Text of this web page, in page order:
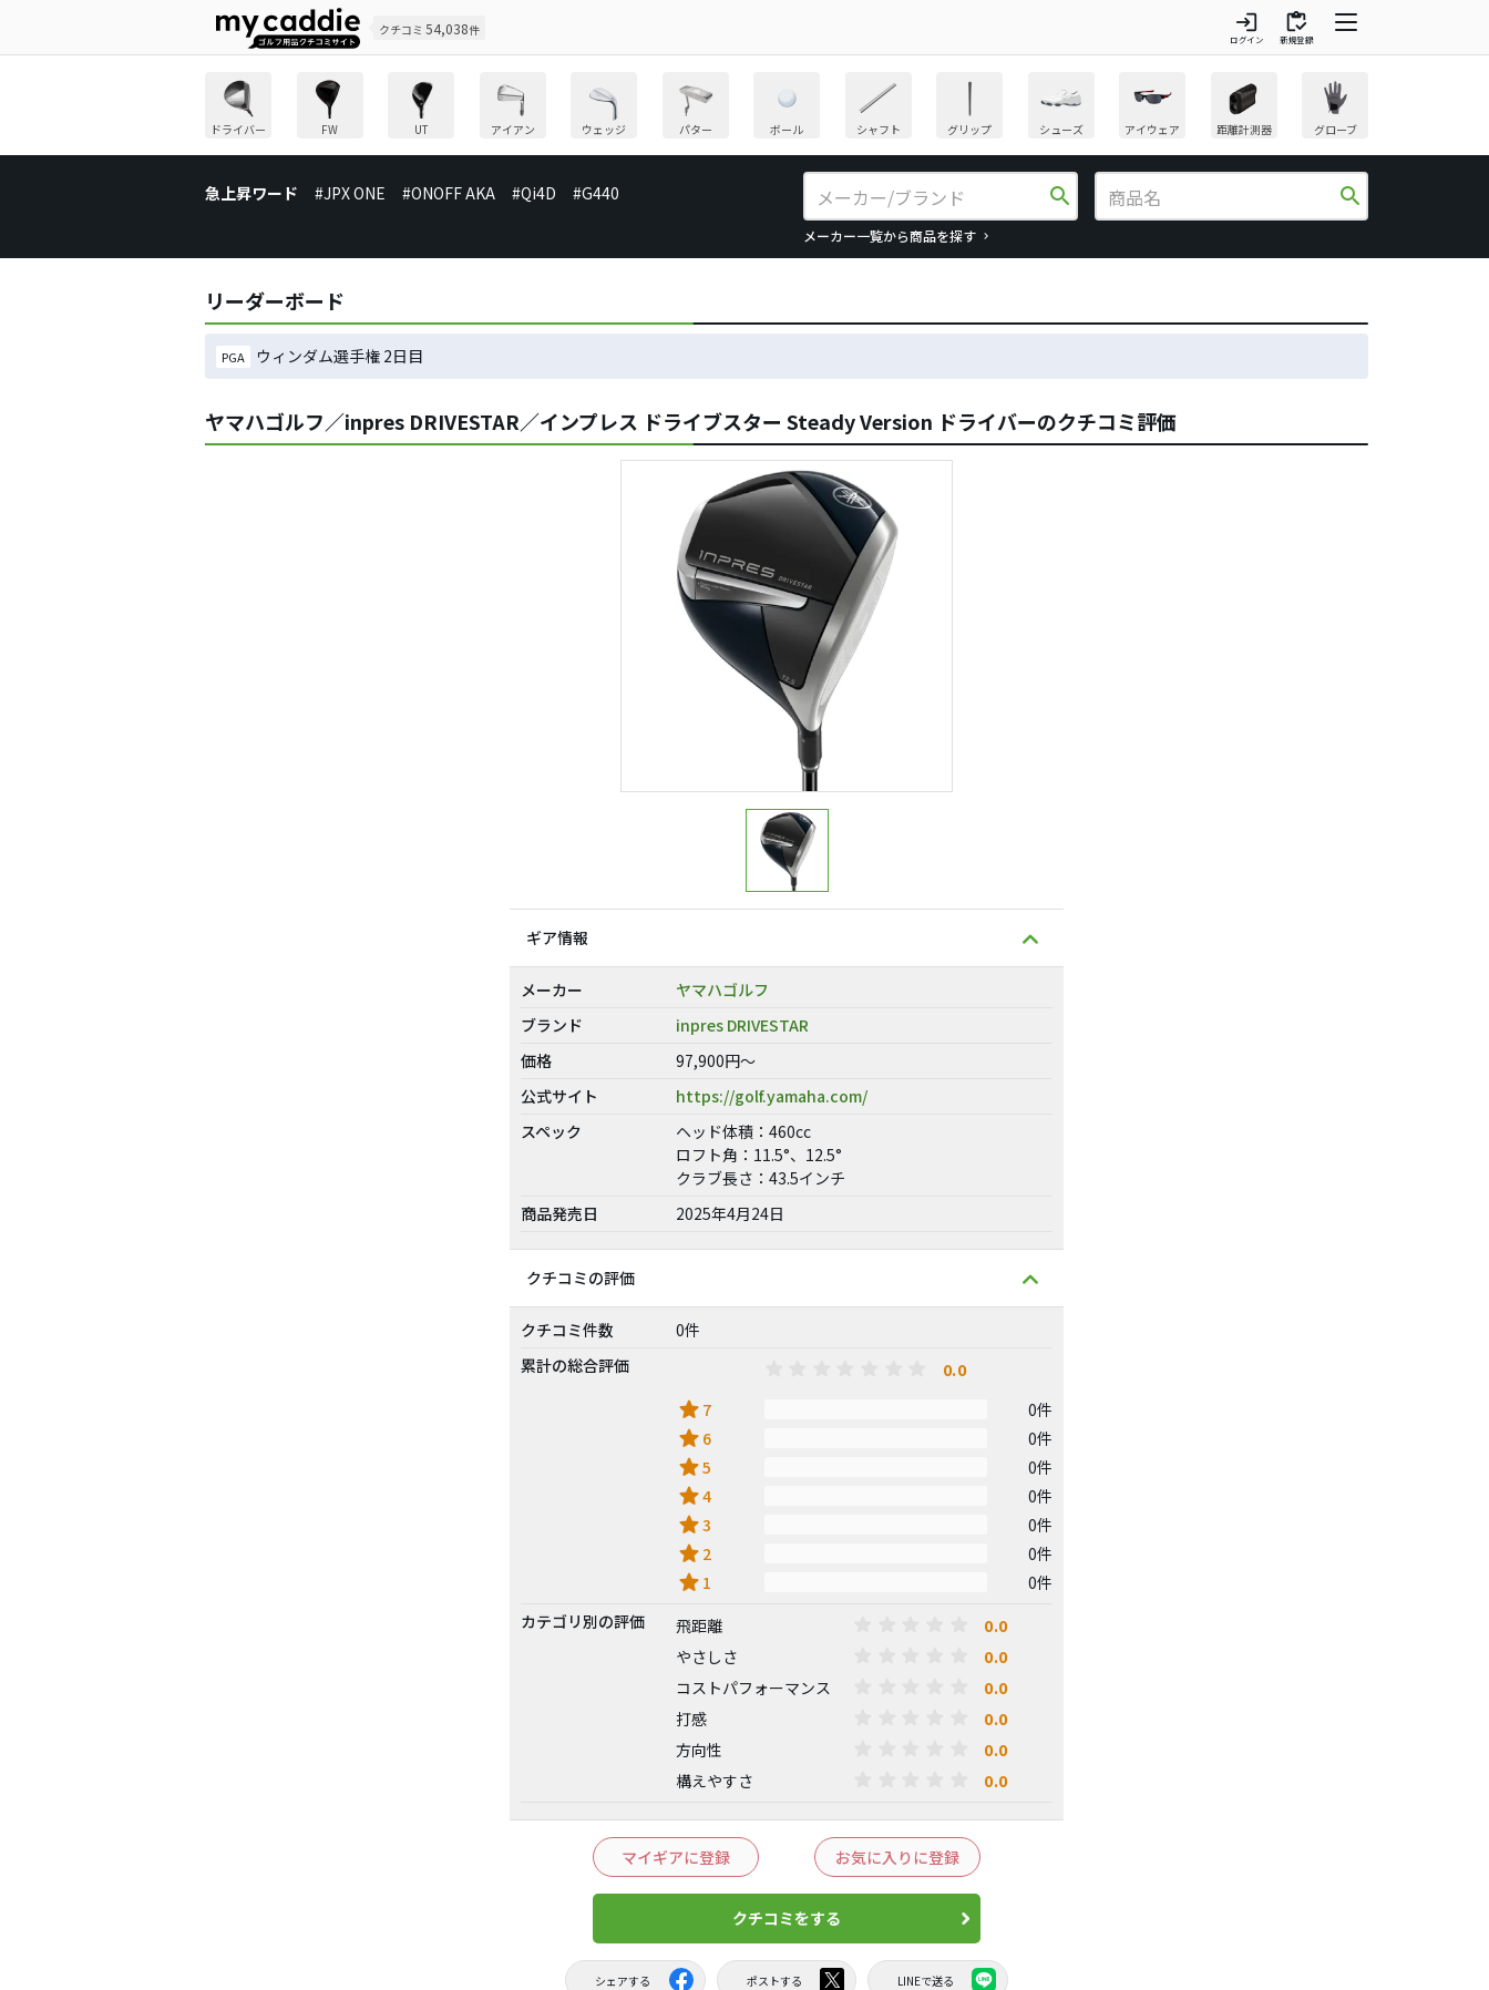
クチコミ 54,038件 login
ログイン
inventory
新規登録
ドライバー FW UT アイアン ウェッジ パター ボール シャフト グリップ シューズ アイウェア 距離計測器 グローブ
急上昇ワード #JPX ONE #ONOFF AKA #Qi4D #G440 search
メーカー一覧から商品を探す
search
リーダーボード
PGA ウィンダム選手権 2日目
ヤマハゴルフ／inpres DRIVESTAR／インプレス ドライブスター Steady Version ドライバーのクチコミ評価
ギア情報
メーカー
ヤマハゴルフ
ブランド
inpres DRIVESTAR
価格
97,900円～
公式サイト
https://golf.yamaha.com/
スペック
ヘッド体積：460cc
ロフト角：11.5°、12.5°
クラブ長さ：43.5インチ
商品発売日
2025年4月24日
クチコミの評価
クチコミ件数
0件
累計の総合評価
0.0
star 7 0件
star 6 0件
star5 0件
star4 0件
star3 0件
star 2 0件
star 1
0件
カテゴリ別の評価
飛距離 0.0
やさしさ 0.0
コストパフォーマンス 0.0
打感 0.0
方向性 0.0
構えやすさ 0.0
マイギアに登録 お気に入りに登録
クチコミをする
シェアする ポストする LINEで送る